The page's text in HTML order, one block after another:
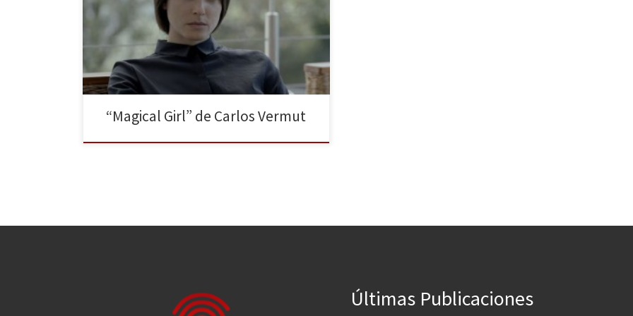
Festival de San Sebastián: Concha de Oro a mejor
película y Concha de Plata a mejor director. Vermut
pone extremo cuidado en el relato y deposita una
especie de extraña confianza tanto en él como […]
“Magical Girl” de Carlos Vermut
Últimas Publicaciones